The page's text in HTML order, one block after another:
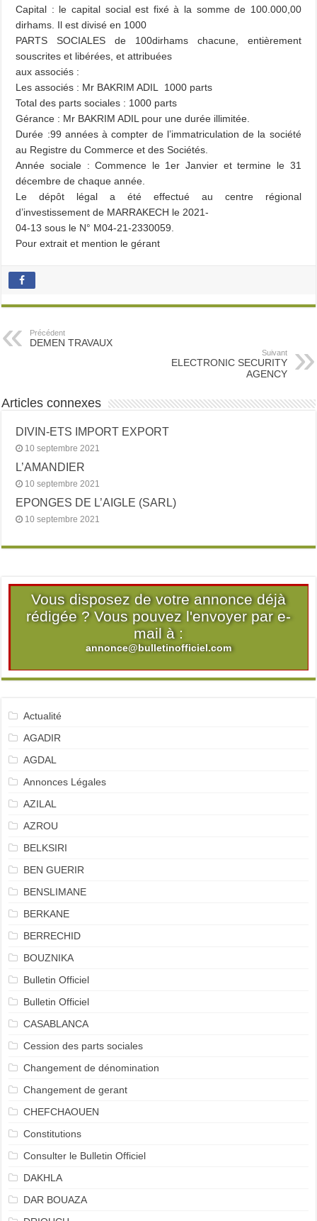
Capital : le capital social est fixé à la somme de 100.000,00
dirhams. Il est divisé en 1000
PARTS SOCIALES de 100dirhams chacune, entièrement
souscrites et libérées, et attribuées
aux associés :
Les associés : Mr BAKRIM ADIL 1000 parts
Total des parts sociales : 1000 parts
Gérance : Mr BAKRIM ADIL pour une durée illimitée.
Durée :99 années à compter de l’immatriculation de la société
au Registre du Commerce etdes Sociétés.
Année sociale : Commence le 1er Janvier et termine le 31
décembre de chaque année.
Le dépôt légal a été effectué au centre régional
d’investissement de MARRAKECH le 2021-
04-13 sous le N° M04-21-2330059.
Pour extrait et mention le gérant
Précédent
DEMEN TRAVAUX
Suivant
ELECTRONIC SECURITY
AGENCY
Articles connexes
DIVIN-ETS IMPORT EXPORT
10 septembre 2021
L’AMANDIER
10 septembre 2021
EPONGES DE L’AIGLE (SARL)
10 septembre 2021
Vous disposez de votre annonce déjà
rédigée ? Vous pouvez l'envoyer par e-
mail à :
annonce@bulletinofficiel.com
Actualité
AGADIR
AGDAL
Annonces Légales
AZILAL
AZROU
BELKSIRI
BEN GUERIR
BENSLIMANE
BERKANE
BERRECHID
BOUZNIKA
Bulletin Officiel
Bulletin Officiel
CASABLANCA
Cession des parts sociales
Changement de dénomination
Changement de gerant
CHEFCHAOUEN
Constitutions
Consulter le Bulletin Officiel
DAKHLA
DAR BOUAZA